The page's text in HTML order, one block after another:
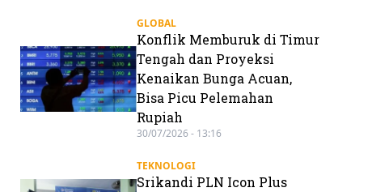
GLOBAL
Konflik Memburuk di Timur
Tengah dan Proyeksi
Kenaikan Bunga Acuan,
Bisa Picu Pelemahan
Rupiah
30/07/2026 - 13:16
TEKNOLOGI
Srikandi PLN Icon Plus